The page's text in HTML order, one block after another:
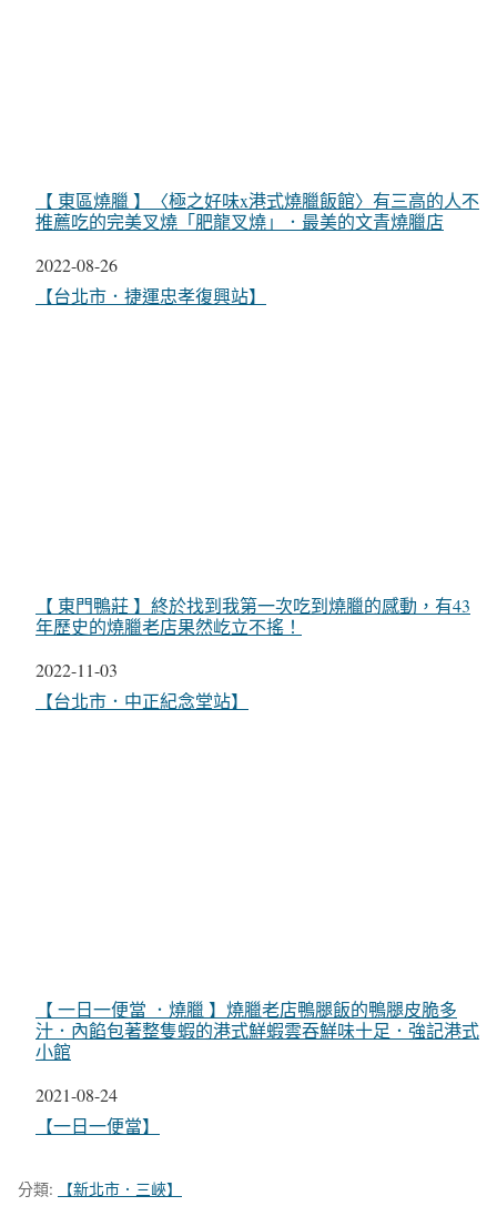
【 東區燒臘 】〈極之好味x港式燒臘飯館〉有三高的人不
推薦吃的完美叉燒「肥龍叉燒」．最美的文青燒臘店
日期
2022-08-26
關於
【台北市．捷運忠孝復興站】
【 東門鴨莊 】終於找到我第一次吃到燒臘的感動，有43
年歷史的燒臘老店果然屹立不搖！
日期
2022-11-03
關於
【台北市．中正紀念堂站】
【 一日一便當 ．燒臘 】燒臘老店鴨腿飯的鴨腿皮脆多
汁．內餡包著整隻蝦的港式鮮蝦雲吞鮮味十足．強記港式
小館
日期
2021-08-24
關於
【一日一便當】
分類: 【新北市．三峽】